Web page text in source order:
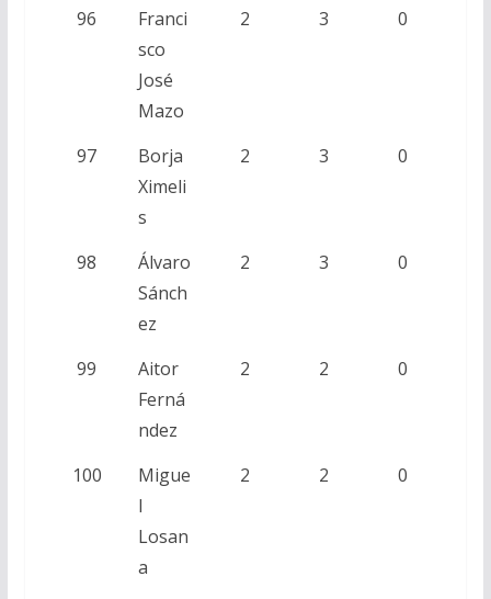
96
Franci
sco
José
Mazo
2 3 0
97
Borja
Ximeli
s
2 3 0
98
Álvaro
Sánch
ez
2 3 0
99
Aitor
Ferná
ndez
2 2 0
100
Migue
l
Losan
a
2 2 0